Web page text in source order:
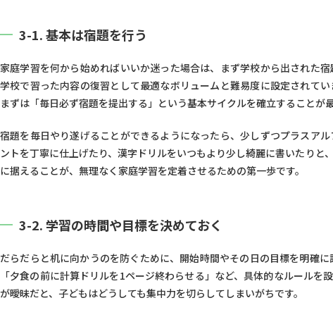
3-1. 基本は宿題を行う
家庭学習を何から始めればいいか迷った場合は、まず学校から出された
学校で習った内容の復習として最適なボリュームと難易度に設定されて
まずは「毎日必ず宿題を提出する」という基本サイクルを確立することが最
宿題を毎日やり遂げることができるようになったら、少しずつプラスア
ントを丁寧に仕上げたり、漢字ドリルをいつもより少し綺麗に書いたり
に据えることが、無理なく家庭学習を定着させるための第一歩です。
3-2. 学習の時間や目標を決めておく
だらだらと机に向かうのを防ぐために、開始時間やその日の目標を明確
「夕食の前に計算ドリルを1ページ終わらせる」など、具体的なルール
が曖昧だと、子どもはどうしても集中力を切らしてしまいがちです。